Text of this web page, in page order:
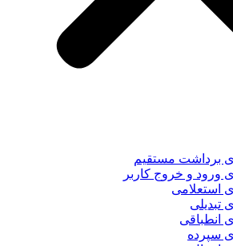
برداشت مستقیم
و خروج کاربر
استعلامی
انطباقی
سپرده